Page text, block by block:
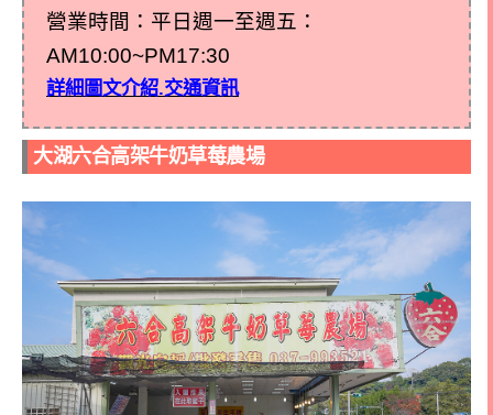
營業時間：平日週一至週五：
AM10:00~PM17:30
詳細圖文介紹.交通資訊
大湖六合高架牛奶草莓農場